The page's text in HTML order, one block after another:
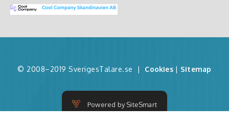
© 2008–2019 SverigesTalare.se | Cookies | Sitemap
Powered by SiteSmart